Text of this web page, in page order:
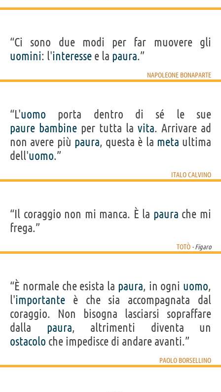
“Ci sono due modi per far muovere gli
uomini: l'interesse e la paura.”
NAPOLEONE BONAPARTE
“L'uomo porta dentro di sé le sue
paure bambine per tutta la vita. Arrivare ad
non avere più paura, questa è la meta ultima
dell'uomo.”
ITALO CALVINO
“Il coraggio non mi manca. È la paura che mi
frega.”
TOTÒ - Figaro
“È normale che esista la paura, in ogni uomo,
l'importante è che sia accompagnata dal
coraggio. Non bisogna lasciarsi sopraffare
dalla paura, altrimenti diventa un
ostacolo che impedisce di andare avanti.”
PAOLO BORSELLINO